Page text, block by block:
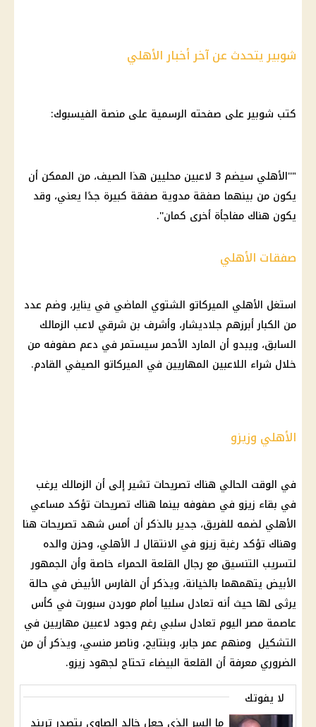
شوبير يتحدث عن آخر أخبار الأهلي
كتب شوبير على صفحته الرسمية على منصة الفيسبوك:
"''الأهلي سيضم 3 لاعبين محليين هذا الصيف، من الممكن أن
يكون من بينهما صفقة مدوية صفقة كبيرة جدًا يعني، وقد
يكون هناك مفاجأة أخرى كمان''.
صفقات الأهلي
استغل الأهلي الميركاتو الشتوي الماضي في يناير، وضم عدد
من الكبار أبرزهم جلاديشار، وأشرف بن شرقي لاعب الزمالك
السابق، ويبدو أن المارد الأحمر سيستمر في دعم صفوفه من
خلال شراء اللاعبين المهاريين في الميركاتو الصيفي القادم.
الأهلي وزيزو
في الوقت الحالي هناك تصريحات تشير إلى أن الزمالك يرغب
في بقاء زيزو في صفوفه بينما هناك تصريحات تؤكد مساعي
الأهلي لضمه للفريق، جدير بالذكر أن أمس شهد تصريحات هنا
وهناك تؤكد رغبة زيزو في الانتقال لـ الأهلي، وحزن والده
لتسريب التنسيق مع رجال القلعة الحمراء خاصة وأن الجمهور
الأبيض يتهمهما بالخيانة، ويذكر أن الفارس الأبيض في حالة
يرثى لها حيث أنه تعادل سلبيا أمام موردن سبورت في كأس
عاصمة مصر اليوم تعادل سلبي رغم وجود لاعبين مهاريين في
التشكيل ومنهم عمر جابر، وبنتايج، وناصر منسي، ويذكر أن من
الضروري معرفة أن القلعة البيضاء تحتاج لجهود زيزو.
لا يفوتك
ما السر الذي جعل خالد الصاوي يتصدر تريند